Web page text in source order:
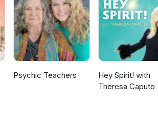
Psychic Teachers
Hey Spirit! with
Theresa Caputo